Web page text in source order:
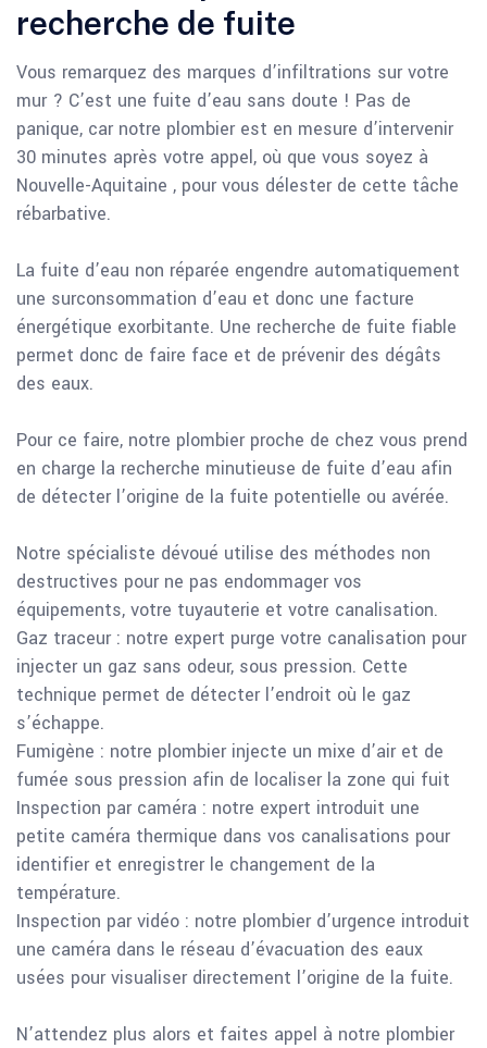
recherche de fuite
Vous remarquez des marques d’infiltrations sur votre
mur ? C’est une fuite d’eau sans doute ! Pas de
panique, car notre plombier est en mesure d’intervenir
30 minutes après votre appel, où que vous soyez à
Nouvelle-Aquitaine , pour vous délester de cette tâche
rébarbative.
La fuite d’eau non réparée engendre automatiquement
une surconsommation d’eau et donc une facture
énergétique exorbitante. Une recherche de fuite fiable
permet donc de faire face et de prévenir des dégâts
des eaux.
Pour ce faire, notre plombier proche de chez vous prend
en charge la recherche minutieuse de fuite d’eau afin
de détecter l’origine de la fuite potentielle ou avérée.
Notre spécialiste dévoué utilise des méthodes non
destructives pour ne pas endommager vos
équipements, votre tuyauterie et votre canalisation.
Gaz traceur : notre expert purge votre canalisation pour
injecter un gaz sans odeur, sous pression. Cette
technique permet de détecter l’endroit où le gaz
s’échappe.
Fumigène : notre plombier injecte un mixe d’air et de
fumée sous pression afin de localiser la zone qui fuit
Inspection par caméra : notre expert introduit une
petite caméra thermique dans vos canalisations pour
identifier et enregistrer le changement de la
température.
Inspection par vidéo : notre plombier d’urgence introduit
une caméra dans le réseau d’évacuation des eaux
usées pour visualiser directement l’origine de la fuite.
N’attendez plus alors et faites appel à notre plombier